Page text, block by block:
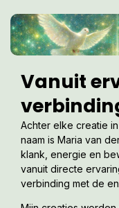
Vanuit
Achter elke creatie
naam is Maria van
klank, energie en
vanuit directe
verbinding met de